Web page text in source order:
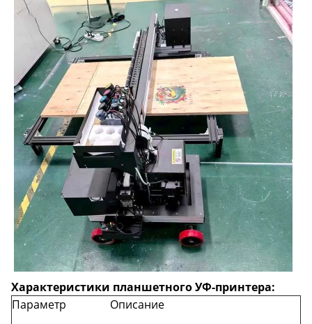
Характеристики планшетного УФ-принтера:
Параметр
Описание